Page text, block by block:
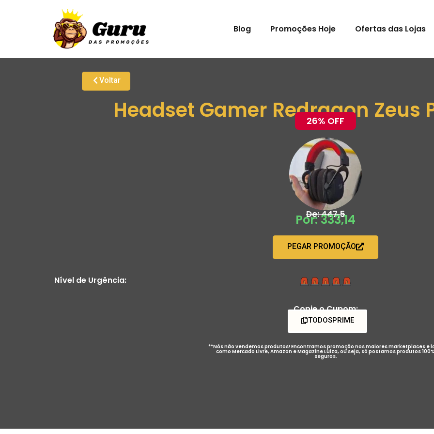
Blog Promoções Hoje Ofertas das Lojas
Voltar
Headset Gamer Redragon Zeus
26% OFF
De: 447,5
Por: 333,14
PEGAR PROMOÇÃO
Nível de Urgência:
Copie o Cupom:
TODOSPRIME
**Nós não vendemos produtos! Encontramos promoção nos maiores marketplaces e
como Mercado Livre, Amazon e Magazine Luiza, ou seja, só postamos produtos 100%
seguros.